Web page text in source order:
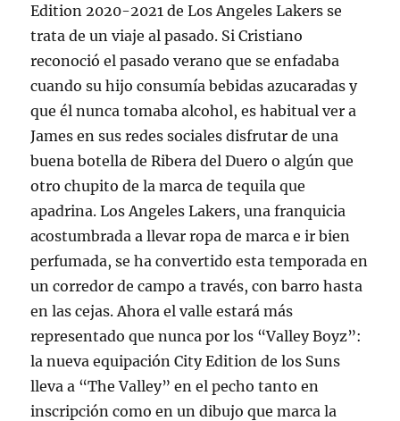
Edition 2020-2021 de Los Angeles Lakers se
trata de un viaje al pasado. Si Cristiano
reconoció el pasado verano que se enfadaba
cuando su hijo consumía bebidas azucaradas y
que él nunca tomaba alcohol, es habitual ver a
James en sus redes sociales disfrutar de una
buena botella de Ribera del Duero o algún que
otro chupito de la marca de tequila que
apadrina. Los Angeles Lakers, una franquicia
acostumbrada a llevar ropa de marca e ir bien
perfumada, se ha convertido esta temporada en
un corredor de campo a través, con barro hasta
en las cejas. Ahora el valle estará más
representado que nunca por los “Valley Boyz”:
la nueva equipación City Edition de los Suns
lleva a “The Valley” en el pecho tanto en
inscripción como en un dibujo que marca la